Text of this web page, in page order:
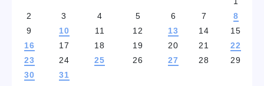
2
3 4 5 6 7
8
9
10 11 12 13 14
15
16
17 18 19 20 21
22
23
24 25 26 27 28
29
30
31